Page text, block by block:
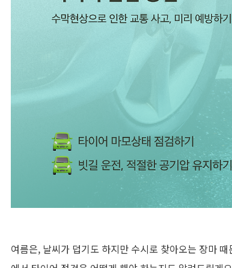
여름은, 날씨가 덥기도 하지만 수시로 찾아오는 장마